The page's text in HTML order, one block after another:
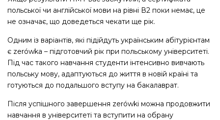
польської чи англійської мови на рівні В2 поки немає, це
не означає, що доведеться чекати ще рік.
Одним із варіантів, які підійдуть українським абітурієнтам
є zerówka – підготовчий рік при польському університеті.
Під час такого навчання студенти інтенсивно вивчають
польську мову, адаптуються до життя в новій країні та
готуються до подальшого вступу на бакалаврат.
Після успішного завершення zerówki можна продовжити
навчання в університеті та вступити на обрану